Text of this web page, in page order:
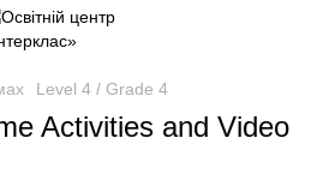
Level 4 / Grade 4
Activities and Video